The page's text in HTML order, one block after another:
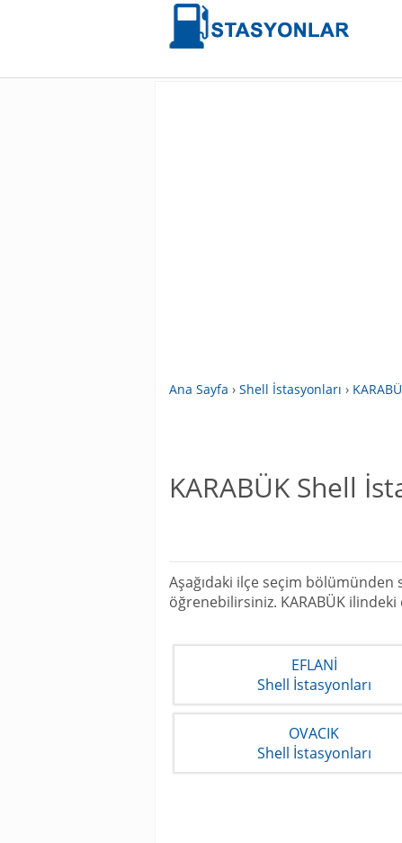
Ana Sayfa › Shell İstasyonları ›
KARABÜK Shell
Aşağıdaki ilçe seçim bölümünden
öğrenebilirsiniz. KARABÜK
EFLANİ
Shell İstasyonları
OVACIK
Shell İstasyonları